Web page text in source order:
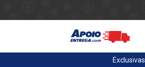
Exclusivas